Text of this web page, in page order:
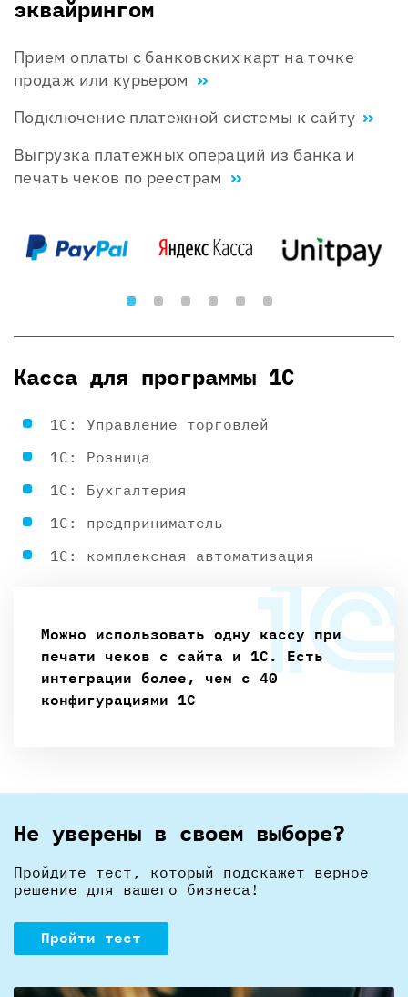
эквайрингом
Прием оплаты с банковских карт на точке
продаж или курьером
Подключение платежной системы к сайту
Выгрузка платежных операций из банка и
печать чеков по реестрам
Касса для программы 1С
1С: Управление торговлей
1С: Розница
1С: Бухгалтерия
1С: предприниматель
1С: комплексная автоматизация
Можно использовать одну кассу при
печати чеков с сайта и 1С. Есть
интеграции более, чем с 40
конфигурациями 1С
Не уверены в своем выборе?
Пройдите тест, который подскажет верное
решение для вашего бизнеса!
Пройти тест